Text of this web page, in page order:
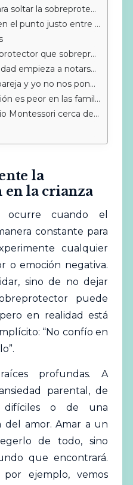
la sobreprotección en casa
entre protección y sobreprotección
que sobreprotector?
a notarse la sobreprotección?
de acuerdo sobre cuánto proteger?
en las familias expatriadas?
cerca de Sotogrande?
la
en la crianza
ocurre cuando el
constante para
cualquier
o emoción negativa.
sino de no dejar
puede
en realidad está
“No confío en
profundas. A
parental, de
difíciles o de una
del amor. Amar a un
de todo, sino
que encontrará.
por ejemplo, vemos